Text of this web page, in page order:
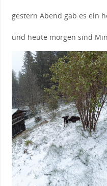
gestern Abend gab es ein
und heute morgen sind